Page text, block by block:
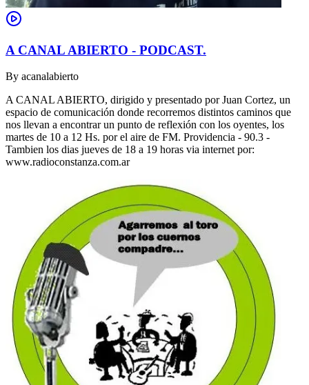
A CANAL ABIERTO - PODCAST.
By acanalabierto
A CANAL ABIERTO, dirigido y presentado por Juan Cortez, un
espacio de comunicación donde recorremos distintos caminos que
nos llevan a encontrar un punto de reflexión con los oyentes, los
martes de 10 a 12 Hs. por el aire de FM. Providencia - 90.3 -
Tambien los dias jueves de 18 a 19 horas via internet por:
www.radioconstanza.com.ar